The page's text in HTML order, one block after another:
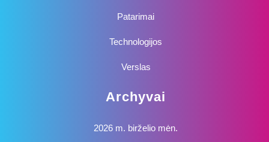
Patarimai
Technologijos
Verslas
Archyvai
2026 m. birželio mėn.